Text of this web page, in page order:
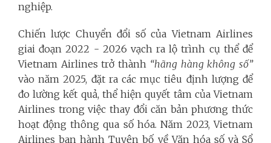
nghiệp.
Chiến lược Chuyển đổi số của Vietnam Airlines
giai đoạn 2022 - 2026 vạch ra lộ trình cụ thể để
Vietnam Airlines trở thành “hãng hàng không số”
vào năm 2025, đặt ra các mục tiêu định lượng để
đo lường kết quả, thể hiện quyết tâm của Vietnam
Airlines trong việc thay đổi căn bản phương thức
hoạt động thông qua số hóa. Năm 2023, Vietnam
Airlines ban hành Tuyên bố về Văn hóa số và Sổ